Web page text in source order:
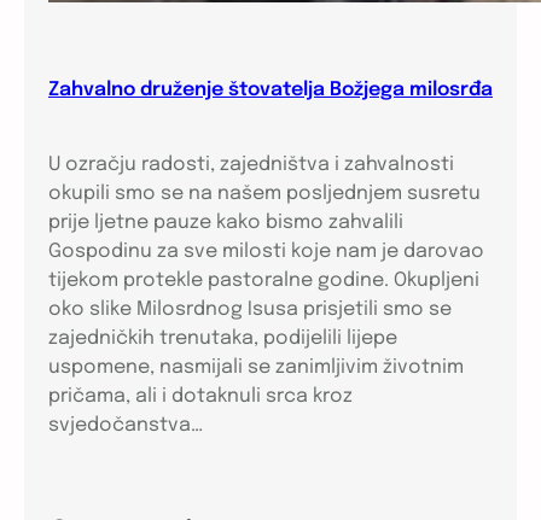
Zahvalno druženje štovatelja Božjega milosrđa
U ozračju radosti, zajedništva i zahvalnosti
okupili smo se na našem posljednjem susretu
prije ljetne pauze kako bismo zahvalili
Gospodinu za sve milosti koje nam je darovao
tijekom protekle pastoralne godine. Okupljeni
oko slike Milosrdnog Isusa prisjetili smo se
zajedničkih trenutaka, podijelili lijepe
uspomene, nasmijali se zanimljivim životnim
pričama, ali i dotaknuli srca kroz
svjedočanstva…